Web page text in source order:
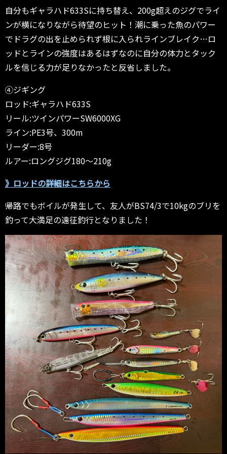
自分もギャラハド633Sに持ち替え、200g超えのジグでライ
ンが横になりながら待望のヒット！潮に乗った魚のパワー
でドラグの出を止められず根に入られラインブレイク…ロ
ッドとラインの強度はあるはずなのに自分の体力とタック
ルを信じる力が足りなかったと反省しました。
④ジギング
ロッド:ギャラハド633S
リール:ツインパワーSW6000XG
ライン:PE3号、300m
リーダー:8号
ルアー:ロングジグ180〜210g
》ロッドの詳細はこちらから
帰路でもボイルが発生して、友人がBS74/3で10kgのブリを
釣って大満足の遠征釣行となりました！